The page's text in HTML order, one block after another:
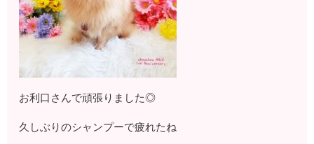
お利口さんで頑張りました◎
久しぶりのシャンプーで疲れたね